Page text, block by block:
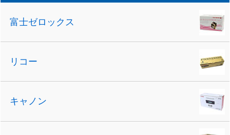
富士ゼロックス
リコー
キャノン